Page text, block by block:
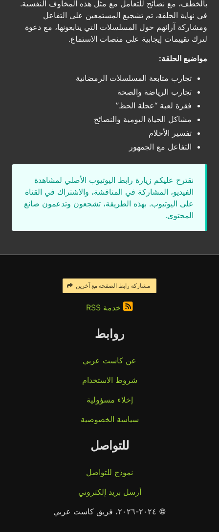
بالخطف، مع نصائح للتعامل مع مثل هذه المخاوف النفسية.
في نهاية الحلقة، تم تشجيع المستمعين على التفاعل
ومشاركة آرائهم حول المسلسلات التي يتابعونها، مع دعوة
لترك تقييمات إيجابية على منصات الاستماع.
مواضيع الحلقة:
تجارب متابعة المسلسلات الرمضانية
تجارب الرياضة والصحة
فقرة لعبة “عجلة الحظ”
مشاكل الحياة اليومية والنصائح
تفسير الأحلام
التفاعل مع الجمهور
نقترح عليكم زيارة رابط اليوتيوب الأصلي لمشاهدة
الفيديو، المشاركة في المناقشة، والاشتراك في القناة
على اليوتيوب. بهذه الطريقة، تشجعون وتدعمون صانع
المحتوى.
مشاركة رابط الصفحة مع آخرين
خدمة RSS
روابط
عن كاست عربي
شروط الاستخدام
إخلاء مسؤولية
سياسة الخصوصية
للتواصل
نموذج للتواصل
أرسل بريد إلكتروني
© ٢٠٢٤-٢٠٢٦، فريق كاست عربي